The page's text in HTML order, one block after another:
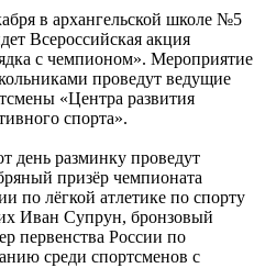
в архангельской школе №5
Всероссийская акция
с чемпионом». Мероприятие
проведут ведущие
«Центра развития
спорта».
день разминку проведут
призёр чемпионата
по лёгкой атлетике по спорту
Иван Супрун, бронзовый
первенства России по
среди спортсменов с